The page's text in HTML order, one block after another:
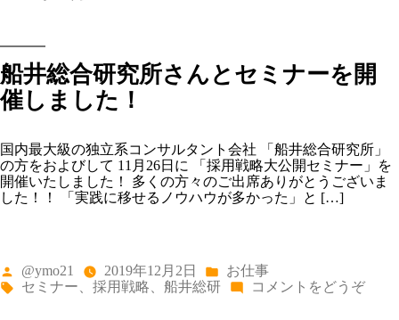
船井総合研究所さんとセミナーを開
催しました！
国内最大級の独立系コンサルタント会社 「船井総合研究所」
の方をおよびして 11月26日に 「採用戦略大公開セミナー」を
開催いたしました！ 多くの方々のご出席ありがとうございま
した！！ 「実践に移せるノウハウが多かった」と […]
投
稿
@ymo21 2019年12月2日
カ
テ
お仕事
タ
セミナー 採用戦略 船井総研 コメントをどうぞ(船